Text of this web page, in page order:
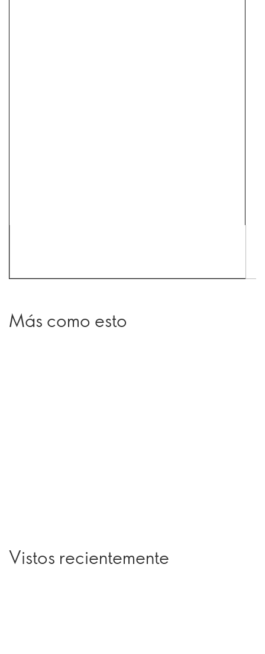
Más como esto
Vistos recientemente